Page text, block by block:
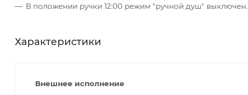
В положении ручки 12:00 режим "ручной душ" выключен.
Характеристики
Внешнее исполнение